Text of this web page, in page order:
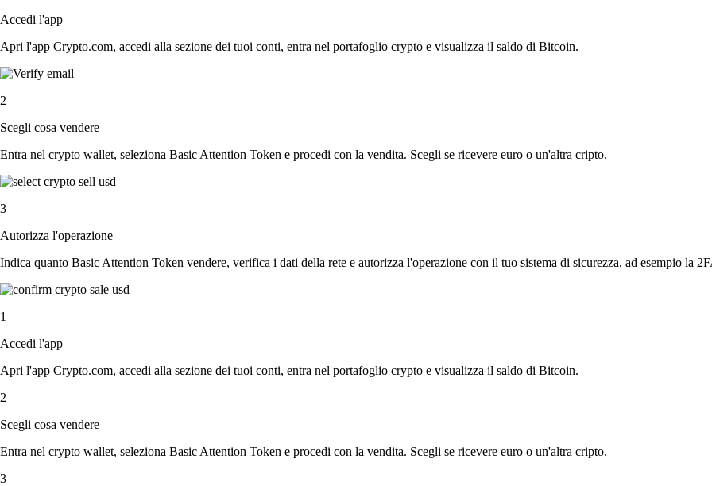
Accedi l'app
Apri l'app Crypto.com, accedi alla sezione dei tuoi conti, entra nel portafoglio crypto e visualizza il saldo di Bitcoin.
2
Scegli cosa vendere
Entra nel crypto wallet, seleziona Basic Attention Token e procedi con la vendita. Scegli se ricevere euro o un'altra cripto.
3
Autorizza l'operazione
Indica quanto Basic Attention Token vendere, verifica i dati della rete e autorizza l'operazione con il tuo sistema di sicurezza, ad esempio la
1
Accedi l'app
Apri l'app Crypto.com, accedi alla sezione dei tuoi conti, entra nel portafoglio crypto e visualizza il saldo di Bitcoin.
2
Scegli cosa vendere
Entra nel crypto wallet, seleziona Basic Attention Token e procedi con la vendita. Scegli se ricevere euro o un'altra cripto.
3